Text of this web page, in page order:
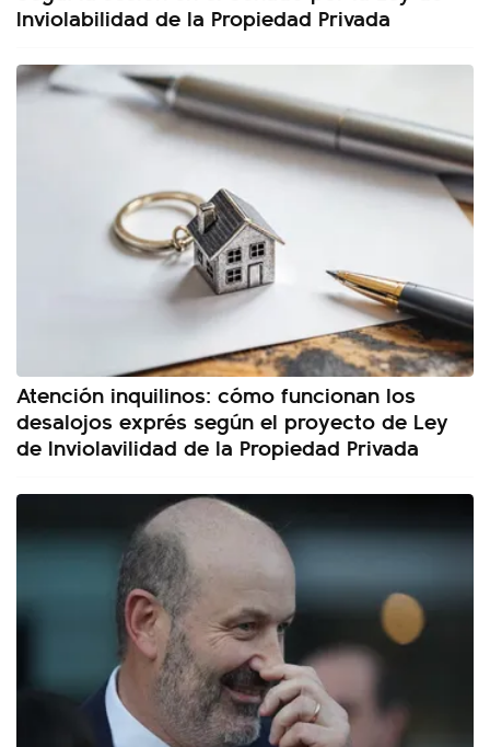
Inviolabilidad de la Propiedad Privada
Atención inquilinos: cómo funcionan los
desalojos exprés según el proyecto de Ley
de Inviolavilidad de la Propiedad Privada